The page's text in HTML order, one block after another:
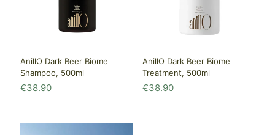
AnillO Dark Beer Biome
Shampoo, 500ml
€38.90
AnillO Dark Beer Biome
Treatment, 500ml
€38.90